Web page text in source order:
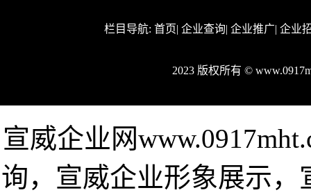
栏目导航: 首页| 企业查询| 企业推广| 企业
2023 版权所有 ©
宣威企业网
询，宣威企业形象展示